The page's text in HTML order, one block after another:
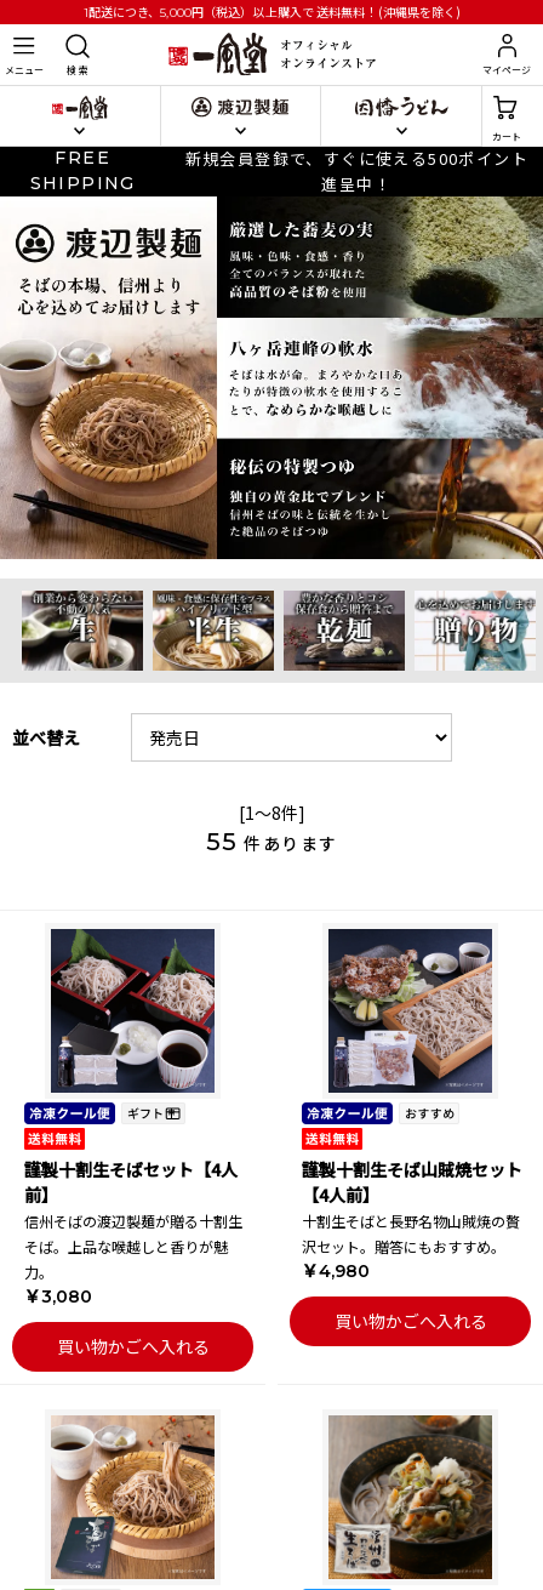
1配送につき、5,000円 （税込）以上購入で送料無料！(沖縄県を除く)
メニュー 検 索 マイページ
カート
FREE
SHIPPING
新規会員登録で、すぐに使える500ポイント
進呈中！
並べ替え
[1～8件]
55 件あります
謹製十割生そばセット【4人
前】
信州そばの渡辺製麺が贈る十割生
そば。上品な喉越しと香りが魅
力。
￥3,080
買い物かごへ入れる
謹製十割生そば山賊焼セット
【4人前】
十割生そばと長野名物山賊焼の贅
沢セット。贈答にもおすすめ。
￥4,980
買い物かごへ入れる